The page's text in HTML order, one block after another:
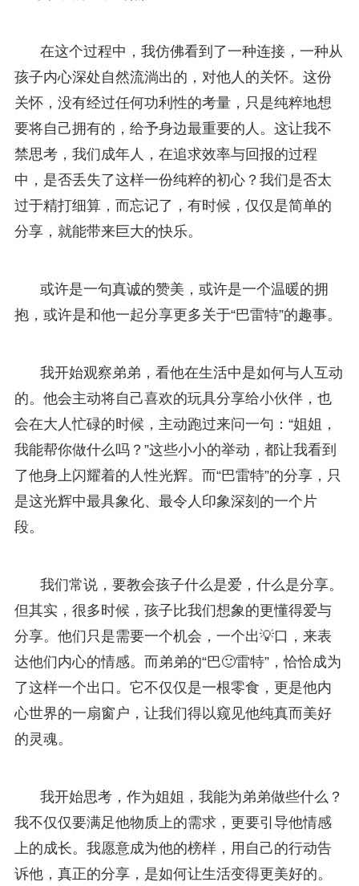
在这个过程中，我仿佛看到了一种连接，一种从
孩子内心深处自然流淌出的，对他人的关怀。这份
关怀，没有经过任何功利性的考量，只是纯粹地想
要将自己拥有的，给予身边最重要的人。这让我不
禁思考，我们成年人，在追求效率与回报的过程
中，是否丢失了这样一份纯粹的初心？我们是否太
过于精打细算，而忘记了，有时候，仅仅是简单的
分享，就能带来巨大的快乐。
或许是一句真诚的赞美，或许是一个温暖的拥
抱，或许是和他一起分享更多关于“巴雷特”的趣事。
我开始观察弟弟，看他在生活中是如何与人互动
的。他会主动将自己喜欢的玩具分享给小伙伴，也
会在大人忙碌的时候，主动跑过来问一句：“姐姐，
我能帮你做什么吗？”这些小小的举动，都让我看到
了他身上闪耀着的人性光辉。而“巴雷特”的分享，只
是这光辉中最具象化、最令人印象深刻的一个片
段。
我们常说，要教会孩子什么是爱，什么是分享。
但其实，很多时候，孩子比我们想象的更懂得爱与
分享。他们只是需要一个机会，一个出💡口，来表
达他们内心的情感。而弟弟的“巴🙂雷特”，恰恰成为
了这样一个出口。它不仅仅是一根零食，更是他内
心世界的一扇窗户，让我们得以窥见他纯真而美好
的灵魂。
我开始思考，作为姐姐，我能为弟弟做些什么？
我不仅仅要满足他物质上的需求，更要引导他情感
上的成长。我愿意成为他的榜样，用自己的行动告
诉他，真正的分享，是如何让生活变得更美好的。